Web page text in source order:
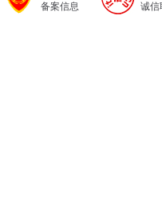
备案信息
诚信